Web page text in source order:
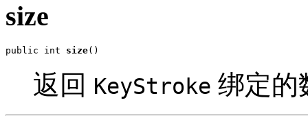
size
public int size()
返回 KeyStroke 绑定的